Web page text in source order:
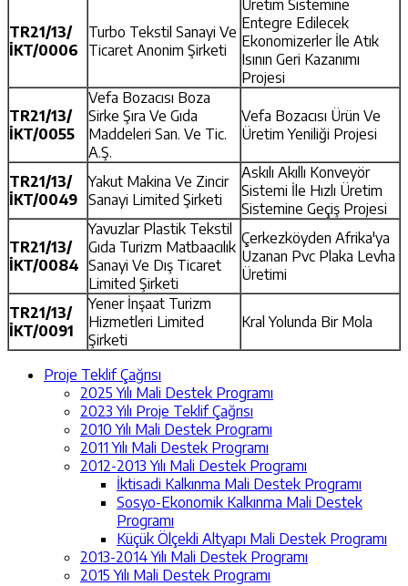
TR21/13/
İKT/0006
Turbo Tekstil Sanayi Ve
Ticaret Anonim Şirketi
Üretim Sistemine
Entegre Edilecek
Ekonomizerler İle Atık
Isının Geri Kazanımı
Projesi
TR21/13/
İKT/0055
Vefa Bozacısı Boza
Sirke Şıra Ve Gıda
Maddeleri San. Ve Tic.
A.Ş.
Vefa Bozacısı Ürün Ve
Üretim Yeniliği Projesi
TR21/13/
İKT/0049
Yakut Makina Ve Zincir
Sanayi Limited Şirketi
Askılı Akıllı Konveyör
Sistemi İle Hızlı Üretim
Sistemine Geçiş Projesi
TR21/13/
İKT/0084
Yavuzlar Plastik Tekstil
Gıda Turizm Matbaacılık
Sanayi Ve Dış Ticaret
Limited Şirketi
Çerkezköyden Afrika'ya
Uzanan Pvc Plaka Levha
Üretimi
TR21/13/
İKT/0091
Yener İnşaat Turizm
Hizmetleri Limited
Şirketi
Kral Yolunda Bir Mola
Proje Teklif Çağrısı
2025 Yılı Mali Destek Programı
2023 Yılı Proje Teklif Çağrısı
2010 Yılı Mali Destek Programı
2011 Yılı Mali Destek Programı
2012-2013 Yılı Mali Destek Programı
İktisadi Kalkınma Mali Destek Programı
Sosyo-Ekonomik Kalkınma Mali Destek
Programı
Küçük Ölçekli Altyapı Mali Destek Programı
2013-2014 Yılı Mali Destek Programı
2015 Yılı Mali Destek Programı